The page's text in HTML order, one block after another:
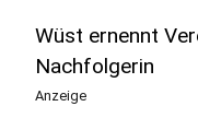
Wüst ernennt
Nachfolgerin
Anzeige